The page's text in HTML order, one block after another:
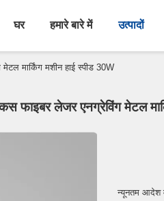
घर हमारे बारे में उत्पादों
मार्किंग मशीन हाई स्पीड 30W
फाइबर लेजर एनग्रेविंग मेटल
न्यूनतम आदेश